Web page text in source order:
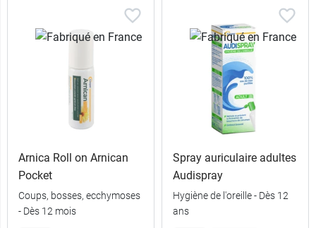
Arnica Roll on Arnican
Pocket
Coups, bosses, ecchymoses
- Dès 12 mois
Spray auriculaire adultes
Audispray
Hygiène de l'oreille - Dès 12
ans